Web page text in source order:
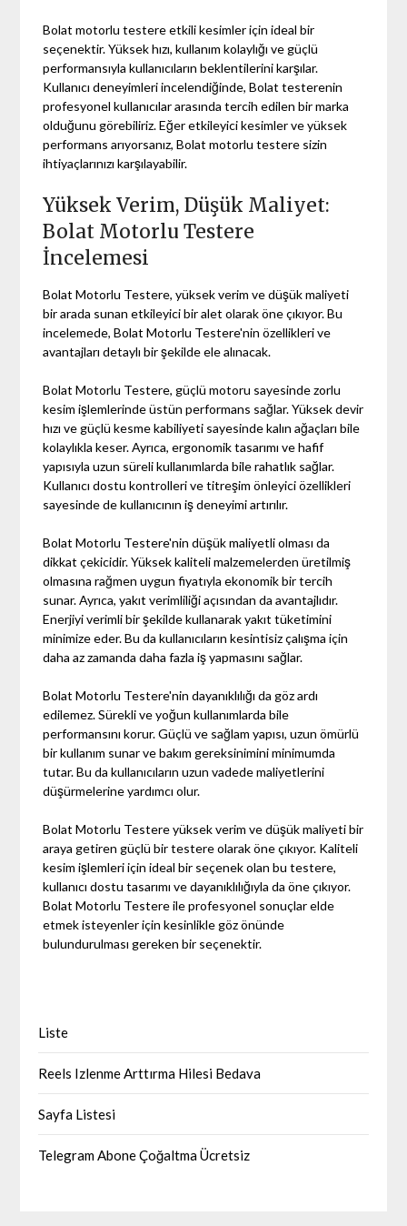
Bolat motorlu testere etkili kesimler için ideal bir
seçenektir. Yüksek hızı, kullanım kolaylığı ve güçlü
performansıyla kullanıcıların beklentilerini karşılar.
Kullanıcı deneyimleri incelendiğinde, Bolat testerenin
profesyonel kullanıcılar arasında tercih edilen bir marka
olduğunu görebiliriz. Eğer etkileyici kesimler ve yüksek
performans arıyorsanız, Bolat motorlu testere sizin
ihtiyaçlarınızı karşılayabilir.
Yüksek Verim, Düşük Maliyet:
Bolat Motorlu Testere
İncelemesi
Bolat Motorlu Testere, yüksek verim ve düşük maliyeti
bir arada sunan etkileyici bir alet olarak öne çıkıyor. Bu
incelemede, Bolat Motorlu Testere'nin özellikleri ve
avantajları detaylı bir şekilde ele alınacak.
Bolat Motorlu Testere, güçlü motoru sayesinde zorlu
kesim işlemlerinde üstün performans sağlar. Yüksek devir
hızı ve güçlü kesme kabiliyeti sayesinde kalın ağaçları bile
kolaylıkla keser. Ayrıca, ergonomik tasarımı ve hafif
yapısıyla uzun süreli kullanımlarda bile rahatlık sağlar.
Kullanıcı dostu kontrolleri ve titreşim önleyici özellikleri
sayesinde de kullanıcının iş deneyimi artırılır.
Bolat Motorlu Testere'nin düşük maliyetli olması da
dikkat çekicidir. Yüksek kaliteli malzemelerden üretilmiş
olmasına rağmen uygun fiyatıyla ekonomik bir tercih
sunar. Ayrıca, yakıt verimliliği açısından da avantajlıdır.
Enerjiyi verimli bir şekilde kullanarak yakıt tüketimini
minimize eder. Bu da kullanıcıların kesintisiz çalışma için
daha az zamanda daha fazla iş yapmasını sağlar.
Bolat Motorlu Testere'nin dayanıklılığı da göz ardı
edilemez. Sürekli ve yoğun kullanımlarda bile
performansını korur. Güçlü ve sağlam yapısı, uzun ömürlü
bir kullanım sunar ve bakım gereksinimini minimumda
tutar. Bu da kullanıcıların uzun vadede maliyetlerini
düşürmelerine yardımcı olur.
Bolat Motorlu Testere yüksek verim ve düşük maliyeti bir
araya getiren güçlü bir testere olarak öne çıkıyor. Kaliteli
kesim işlemleri için ideal bir seçenek olan bu testere,
kullanıcı dostu tasarımı ve dayanıklılığıyla da öne çıkıyor.
Bolat Motorlu Testere ile profesyonel sonuçlar elde
etmek isteyenler için kesinlikle göz önünde
bulundurulması gereken bir seçenektir.
Liste
Reels Izlenme Arttırma Hilesi Bedava
Sayfa Listesi
Telegram Abone Çoğaltma Ücretsiz